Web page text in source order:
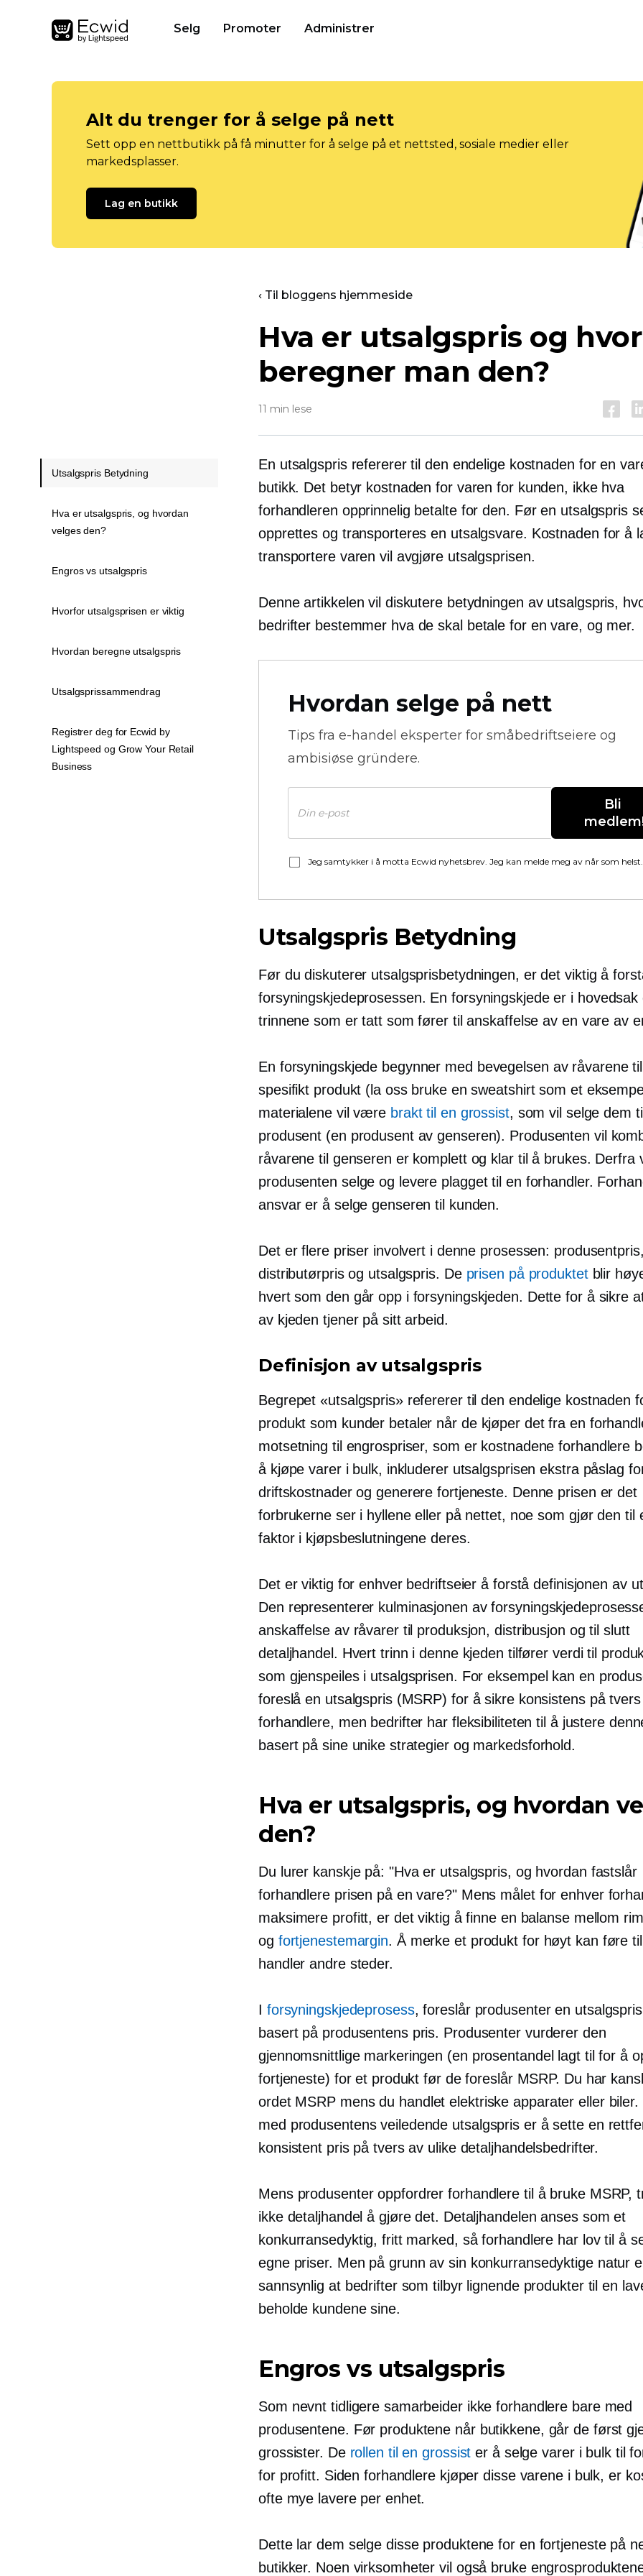
Selg Promoter Administrer
Alt du trenger for å selge på nett
Sett opp en nettbutikk på få minutter for å selge på et nettsted, sosiale medier eller
markedsplasser.
Lag en butikk
‹ Til bloggens hjemmeside
Hva er utsalgspris og
beregner man den?
11 min lese
En utsalgspris refererer til den endelige kostnaden for en
butikk. Det betyr kostnaden for varen for kunden, ikke hva
forhandleren opprinnelig betalte for den. Før en utsalgspris
opprettes og transporteres en utsalgsvare. Kostnaden for å
transportere varen vil avgjøre utsalgsprisen.
Denne artikkelen vil diskutere betydningen av utsalgspris,
bedrifter bestemmer hva de skal betale for en vare, og mer.
Hvordan selge på nett
Tips fra e-handel eksperter for småbedriftseiere og
ambisiøse gründere.
Bli
Jeg samtykker i å motta Ecwid nyhetsbrev. Jeg kan melde meg av når som helst.
Utsalgspris Betydning
Før du diskuterer utsalgsprisbetydningen, er det viktig å
forsyningskjedeprosessen. En forsyningskjede er i hovedsak
trinnene som er tatt som fører til anskaffelse av en vare av
En forsyningskjede begynner med bevegelsen av råvarene
spesifikt produkt (la oss bruke en sweatshirt som et
materialene vil være brakt til en grossist, som vil selge dem
produsent (en produsent av genseren). Produsenten vil
råvarene til genseren er komplett og klar til å brukes. Derfra
produsenten selge og levere plagget til en forhandler.
ansvar er å selge genseren til kunden.
Det er flere priser involvert i denne prosessen:
distributørpris og utsalgspris. De prisen på produktetblir
hvert som den går opp i forsyningskjeden. Dette for å sikre
av kjeden tjener på sitt arbeid.
Definisjon av utsalgspris
Begrepet «utsalgspris» refererer til den endelige kostnaden
produkt som kunder betaler når de kjøper det fra en
motsetning til engrospriser, som er kostnadene forhandlere
å kjøpe varer i bulk, inkluderer utsalgsprisen ekstra påslag
driftskostnader og generere fortjeneste. Denne prisen er det
forbrukerne ser i hyllene eller på nettet, noe som gjør den til
faktor i kjøpsbeslutningene deres.
Det er viktig for enhver bedriftseier å forstå definisjonen av
Den representerer kulminasjonen av
anskaffelse av råvarer til produksjon, distribusjon og til slutt
detaljhandel. Hvert trinn i denne kjeden tilfører verdi til
som gjenspeiles i utsalgsprisen. For eksempel kan en
foreslå en utsalgspris (MSRP) for å sikre konsistens på
forhandlere, men bedrifter har fleksibiliteten til å justere
basert på sine unike strategier og markedsforhold.
Hva er utsalgspris, og hvordan
den?
Du lurer kanskje på: "Hva er utsalgspris, og hvordan fastslår
forhandlere prisen på en vare?" Mens målet for enhver
maksimere profitt, er det viktig å finne en balanse mellom
og fortjenestemargin. Å merke et produkt for høyt kan føre
handler andre steder.
I forsyningskjedeprosess, foreslår produsenter en
basert på produsentens pris. Produsenter vurderer den
gjennomsnittlige markeringen (en prosentandel lagt til for å
fortjeneste) for et produkt før de foreslår MSRP. Du har
ordet MSRP mens du handlet elektriske apparater eller biler.
med produsentens veiledende utsalgspris er å sette en
konsistent pris på tvers av ulike detaljhandelsbedrifter.
Mens produsenter oppfordrer forhandlere til å bruke MSRP,
ikke detaljhandel å gjøre det. Detaljhandelen anses som et
konkurransedyktig, fritt marked, så forhandlere har lov til å
egne priser. Men på grunn av sin konkurransedyktige natur
sannsynlig at bedrifter som tilbyr lignende produkter til en
beholde kundene sine.
Engros vs utsalgspris
Som nevnt tidligere samarbeider ikke forhandlere bare med
produsentene. Før produktene når butikkene, går de først
grossister. De rollen til en grossist er å selge varer i bulk til
for profitt. Siden forhandlere kjøper disse varene i bulk, er
ofte mye lavere per enhet.
Dette lar dem selge disse produktene for en fortjeneste på
butikker. Noen virksomheter vil også bruke
Utsalgspris Betydning
Hva er utsalgspris, og hvordan
velges den?
Engros vs utsalgspris
Hvorfor utsalgsprisen er viktig
Hvordan beregne utsalgspris
Utsalgsprissammendrag
Registrer deg for Ecwid by
Lightspeed og Grow Your Retail
Business